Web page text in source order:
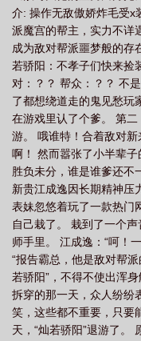
介: 操作无敌傲娇炸毛受x
派魔宫的帮主，实力不详
成为敌对帮派噩梦般的存
若骄阳：不孝子们快来捡
对：？？ 帮众：？？ 不
了都想绕道走的鬼见愁玩
在游戏里认了个爹。 第
游。 哦谁特！合着敌对
啊！ 然而嚣张了小半辈子
胜负未分，谁是谁爹
新贵江成逸因长期精神压
表妹忽悠着玩了一款热门
自己栽了。 栽到了一个
师手里。 江成逸：“呵！
“报告霸总，他是敌对帮
若骄阳”，不得不使出浑
拆穿的那一天，众人纷纷
笑，这些都不重要，只要
天，“灿若骄阳”退游了。